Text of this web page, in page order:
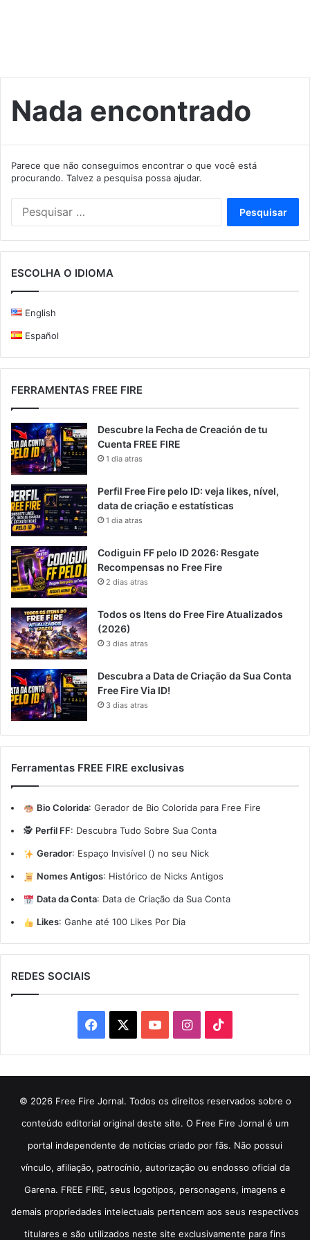
Nada encontrado
Parece que não conseguimos encontrar o que você está
procurando. Talvez a pesquisa possa ajudar.
ESCOLHA O IDIOMA
English
Español
FERRAMENTAS FREE FIRE
Descubre la Fecha de Creación de tu
Cuenta FREE FIRE
1 dia atras
Perfil Free Fire pelo ID: veja likes, nível,
data de criação e estatísticas
1 dia atras
Codiguin FF pelo ID 2026: Resgate
Recompensas no Free Fire
2 dias atras
Todos os Itens do Free Fire Atualizados
(2026)
3 dias atras
Descubra a Data de Criação da Sua Conta
Free Fire Via ID!
3 dias atras
Ferramentas FREE FIRE exclusivas
Bio Colorida: Gerador de Bio Colorida para Free Fire
🕵️ Perfil FF: Descubra Tudo Sobre Sua Conta
Gerador: Espaço Invisível (ㅤ) no seu Nick
Nomes Antigos: Histórico de Nicks Antigos
Data da Conta: Data de Criação da Sua Conta
Likes: Ganhe até 100 Likes Por Dia
REDES SOCIAIS
Facebook YouTubeInstagram
© 2026 Free Fire Jornal. Todos os direitos reservados sobre o
conteúdo editorial original deste site. O Free Fire Jornal é um
portal independente de notícias criado por fãs. Não possui
vínculo, afiliação, patrocínio, autorização ou endosso oficial da
Garena. FREE FIRE, seus logotipos, personagens, imagens e
demais propriedades intelectuais pertencem aos seus respectivos
titulares e são utilizados neste site exclusivamente para fins